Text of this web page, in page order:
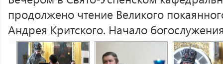
продолжено чтение Великого
Андрея Критского. Начало